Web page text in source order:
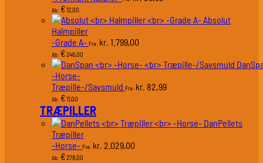
Ab: €12,00
Absolut
Halmpiller
-Grade A- Fra: kr. 1.799,00
Ab: €246,00
-Horse-
Træpille-/Savsmuld Fra: kr. 82,99
Ab: €11,00
TRÆPILLER
DanPellets
Træpiller
-Horse- Fra: kr. 2.029,00
Ab: €278,00